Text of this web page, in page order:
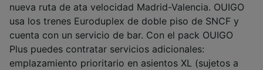
nueva ruta de ata velocidad Madrid-Valencia. OUIGO
usa los trenes Euroduplex de doble piso de SNCF y
cuenta con un servicio de bar. Con el pack OUIGO
Plus puedes contratar servicios adicionales:
emplazamiento prioritario en asientos XL (sujetos a